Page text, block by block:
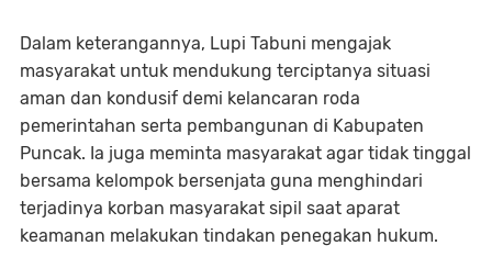
Dalam keterangannya, Lupi Tabuni mengajak
masyarakat untuk mendukung terciptanya situasi
aman dan kondusif demi kelancaran roda
pemerintahan serta pembangunan di Kabupaten
Puncak. Ia juga meminta masyarakat agar tidak tinggal
bersama kelompok bersenjata guna menghindari
terjadinya korban masyarakat sipil saat aparat
keamanan melakukan tindakan penegakan hukum.